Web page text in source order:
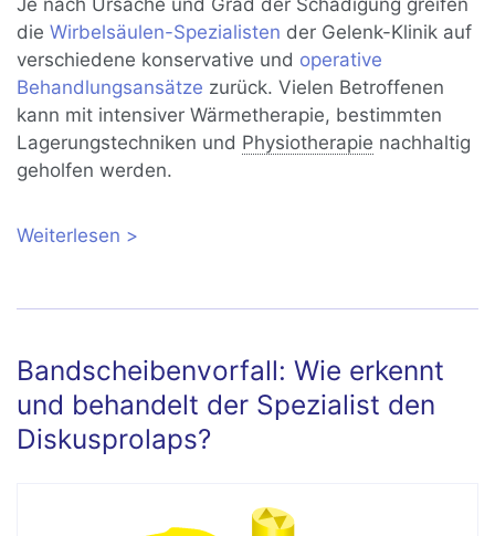
dieWirbelsäulen-Spezialisten der Gelenk-Klinik auf
verschiedene konservative und operative
Behandlungsansätze zurück. Vielen Betroffenen
kann mit intensiver Wärmetherapie, bestimmten
Lagerungstechniken und Physiotherapie nachhaltig
geholfen werden.
Weiterlesen über Bandscheibenvorfall der
Bandscheibenvorfall: Wie erkennt
und behandelt der Spezialist den
Diskusprolaps?